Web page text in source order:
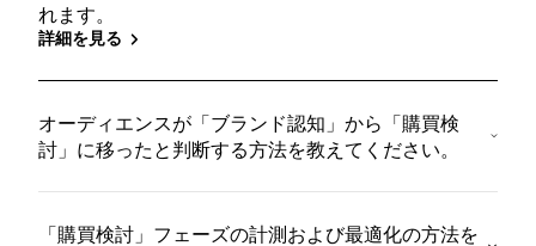
れます。
詳細を見る
オーディエンスが「ブランド認知」から「購買検
討」に移ったと判断する方法を教えてください。
「購買検討」フェーズの計測および最適化の方法を